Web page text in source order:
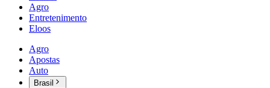
Agro
Entretenimento
Eloos
Agro
Apostas
Auto
Brasil